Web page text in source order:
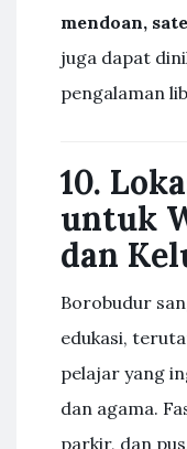
mendoan,
juga dapat
pengalaman
10.
untuk
dan
Borobudur
edukasi,
pelajar yang
dan agama.
parkir, dan